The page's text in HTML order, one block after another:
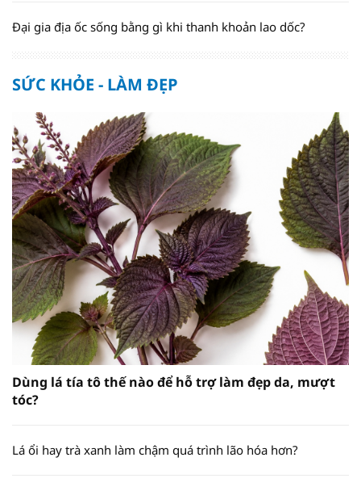
Đại gia địa ốc sống bằng gì khi thanh khoản lao dốc?
SỨC KHỎE - LÀM ĐẸP
Dùng lá tía tô thế nào để hỗ trợ làm đẹp da, mượt
tóc?
Lá ổi hay trà xanh làm chậm quá trình lão hóa hơn?